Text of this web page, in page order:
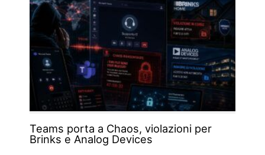
Teams porta a Chaos, violazioni per
Brinks e Analog Devices